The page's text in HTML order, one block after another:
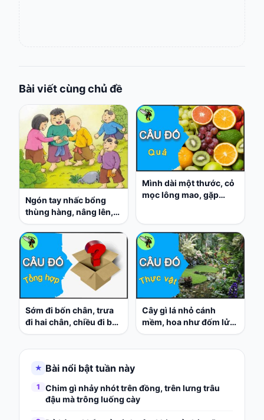
Bài viết cùng chủ đề
Ngón tay nhấc bổng
thùng hàng, nâng lên,
đặt xuống nhẹ nhàng
như không?
Mình dài một thước, cỏ
mọc lông mao, gặp
Sớm đi bốn chân, trưa
đi hai chân, chiều đi ba
chân, tôi đi tám chân, là
Cây gì lá nhỏ cánh
mềm, hoa như đốm lửa
thắp bên vườn nhà, hè
★ Bài nổi bật tuần này
1
Chim gì nhảy nhót trên đồng, trên lưng trâu
đậu mà trông luống cày